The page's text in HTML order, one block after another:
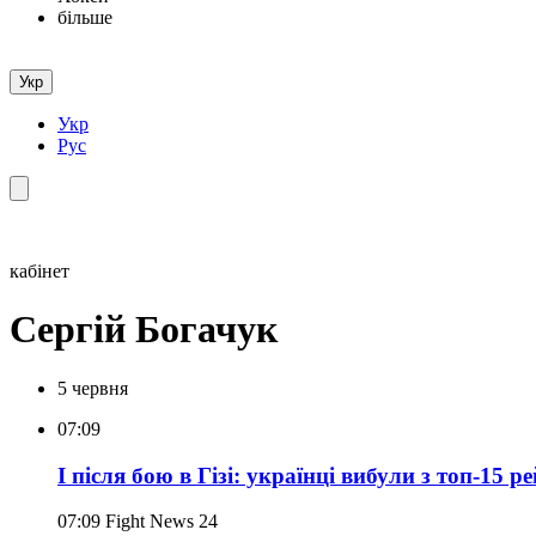
більше
Укр
Укр
Рус
кабінет
Сергій Богачук
5 червня
07:09
І після бою в Гізі: українці вибули з топ-15
07:09 Fight News 24